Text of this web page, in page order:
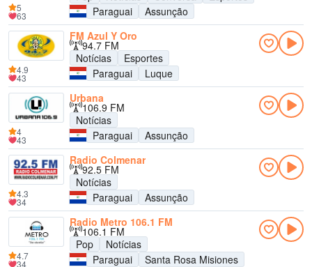
Paraguai
Assunção
5
63
FM Azul Y Oro
94.7 FM
Notícias
Esportes
Paraguai
Luque
4.9
43
Urbana
106.9 FM
Notícias
Paraguai
Assunção
4
43
Radio Colmenar
92.5 FM
Notícias
Paraguai
Assunção
4.3
34
Radio Metro 106.1 FM
106.1 FM
Pop
Notícias
Paraguai
Santa Rosa Misiones
4.7
34